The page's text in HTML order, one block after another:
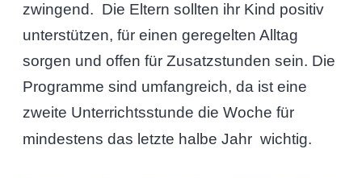
zwingend. Die Eltern sollten ihr Kind positiv
unterstützen, für einen geregelten Alltag
sorgen und offen für Zusatzstunden sein. Die
Programme sind umfangreich, da ist eine
zweite Unterrichtsstunde die Woche für
mindestens das letzte halbe Jahr wichtig.